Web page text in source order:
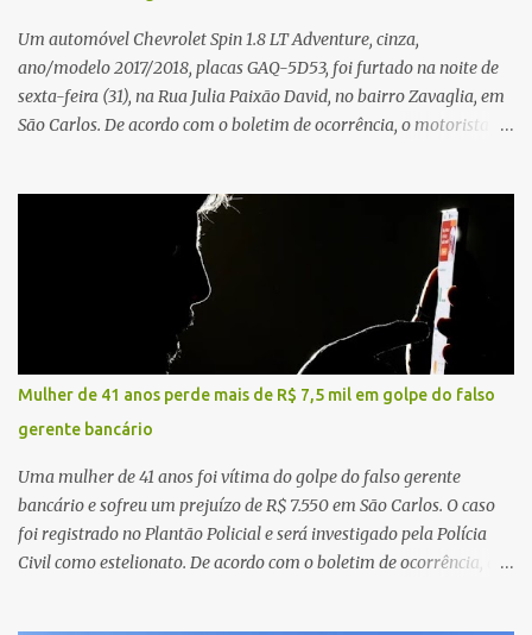
Um automóvel Chevrolet Spin 1.8 LT Adventure, cinza,
ano/modelo 2017/2018, placas GAQ-5D53, foi furtado na noite de
sexta-feira (31), na Rua Julia Paixão David, no bairro Zavaglia, em
São Carlos. De acordo com o boletim de ocorrência, o motorista
partida. Ainda segundo o registro policial, o condutor estacionou o
carro, certificou-se de que todas as portas estavam trancadas,
permaneceu com a chave de ignição e se ausentou do local por
cerca de dez minutos para buscar ajuda. Ao retornar, constatou
que o automóvel havia desaparecido. A vítima realizou buscas
pelas imediações, mas não conseguiu localizar o veículo.
Conforme o boletim, um menino de aproximadamente 10 anos
relatou ter visto a Spin passando pelo local fazendo um forte ruído,
característica compatível com o problema mecânico que o veículo
já apresentava antes do furto. O carro possui seguro e, segundo a
v...
Mulher de 41 anos perde mais de R$ 7,5 mil em golpe do falso
gerente bancário
Uma mulher de 41 anos foi vítima do golpe do falso gerente
bancário e sofreu um prejuízo de R$ 7.550 em São Carlos. O caso
foi registrado no Plantão Policial e será investigado pela Polícia
Civil como estelionato. De acordo com o boletim de ocorrência, a